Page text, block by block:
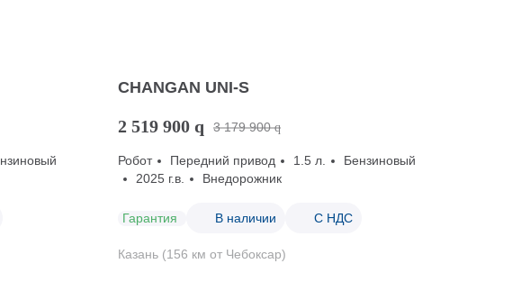
CHANGAN UNI-S
2 519 900 q 3 179 900 q
Робот Передний привод 1.5 л.
Бензиновый
2025 г.в.
Внедорожник
Гарантия В наличии С НДС
Казань (156 км от Чебоксар)